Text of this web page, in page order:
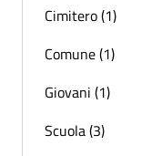
Cimitero (1)
Comune (1)
Giovani (1)
Scuola (3)